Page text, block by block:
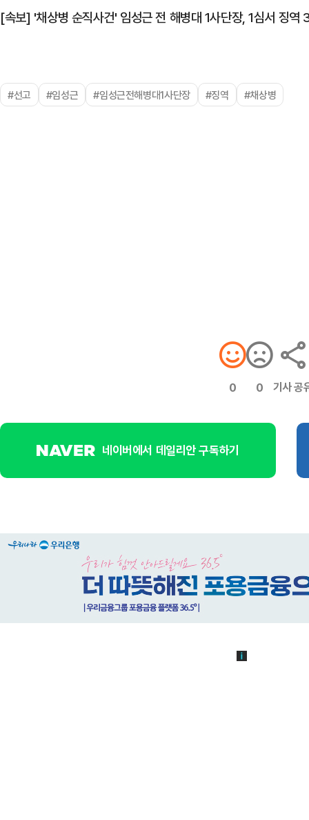
[속보] '채상병 순직사건' 임성근 전 해병대 1사단장, 1심서 징역
#선고 #임성근 #임성근전해병대1사단장 #징역 #채상병
0 0 기사 공
네이버에서 데일리안 구독하기